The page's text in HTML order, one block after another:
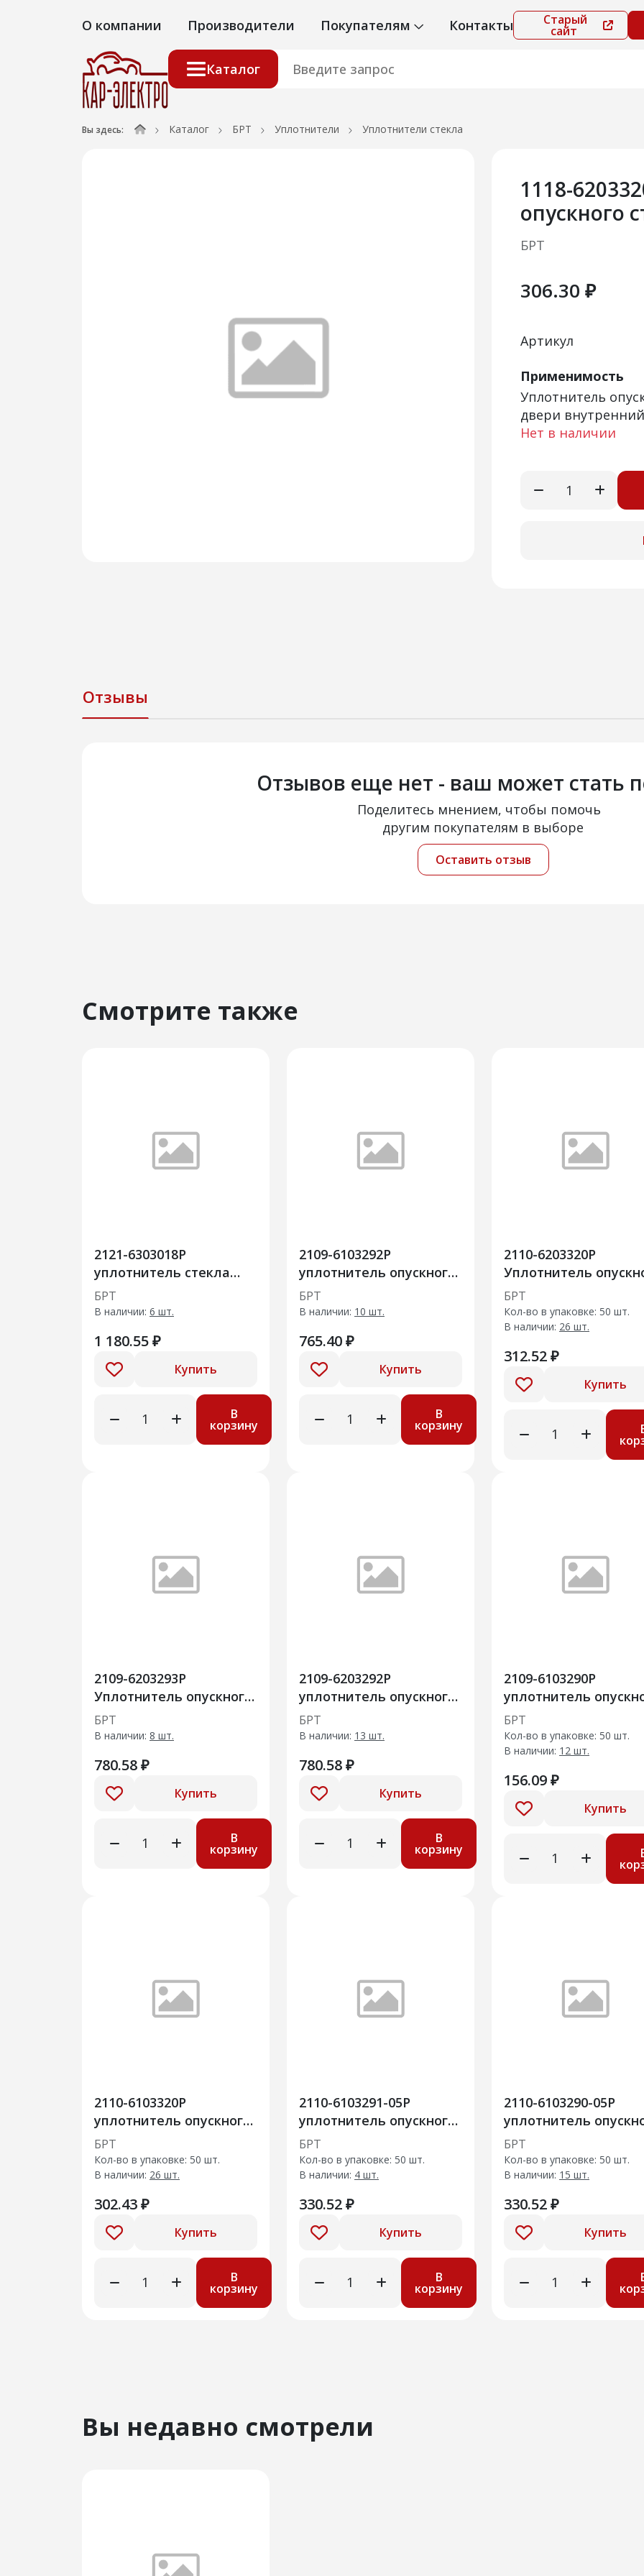
О компании Производители Покупателям Контакты Старый
сайт
Каталог
Вы здесь: Каталог БРТ Уплотнители Уплотнители стекла
1118-
опускного
БРТ
306.30 ₽
Артикул
Применимость
Уплотнитель
двери
Нет в наличии
Отзывы
Отзывов еще нет - ваш может стать
Поделитесь мнением, чтобы помочь
другим покупателям в выборе
Оставить отзыв
Смотрите также
2121-6303018Р
уплотнитель стекла
окна двери задка
БРТ
В наличии: 6 шт.
1 180.55 ₽
Купить
В
корзину
2109-6103292Р
уплотнитель опускного
стекла передней двери
БРТ
В наличии: 10 шт.
765.40 ₽
Купить
В
корзину
2110-6203320Р
Уплотнитель
стекла передней
внутренний
БРТ
Кол-во в упаковке: 50 шт.
В наличии: 26 шт.
312.52 ₽
Купить
2109-6203293Р
Уплотнитель опускного
стекла задней двери
верхний
БРТ
В наличии: 8 шт.
780.58 ₽
Купить
В
корзину
2109-6203292Р
уплотнитель опускного
стекла задней двери
вехний
БРТ
В наличии: 13 шт.
780.58 ₽
Купить
В
корзину
2109-6103290Р
уплотнитель
стекла передней
нижний правый
БРТ
Кол-во в упаковке: 50 шт.
В наличии: 12 шт.
156.09 ₽
Купить
2110-6103320Р
уплотнитель опускного
стекла передней двери
внутренний
БРТ
Кол-во в упаковке: 50 шт.
В наличии: 26 шт.
302.43 ₽
Купить
В
корзину
2110-6103291-05Р
уплотнитель опускного
стекла передней двери
горизонтальный
БРТ
Кол-во в упаковке: 50 шт.
В наличии: 4 шт.
330.52 ₽
Купить
В
корзину
2110-6103290-05Р
уплотнитель
стекла
БРТ
Кол-во в упаковке: 50 шт.
В наличии: 15 шт.
330.52 ₽
Купить
Вы недавно смотрели